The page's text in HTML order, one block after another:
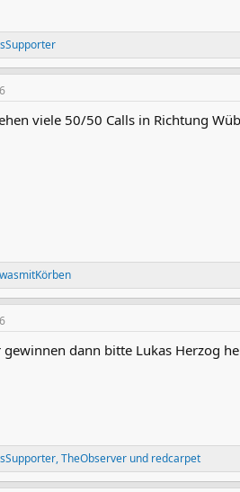
viele 50/50 Calls in Richtung
dann bitte Lukas Herzog
,TheObserver und redcarpet